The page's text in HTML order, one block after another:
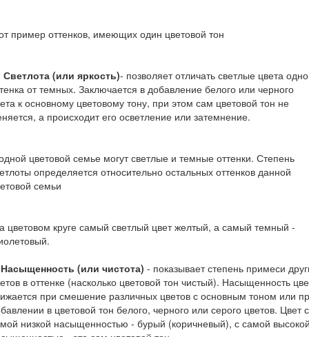
пример оттенков, имеющих один цветовой тон
Светлота (или яркость)- позволяет отличать светлые цвета
от темных. Заключается в добавление белого или черного
к основному цветовому тону, при этом сам цветовой тон не
а происходит его осветление или затемнение.
цветовой семье могут светлые и темные оттенки. Степень
определяется относительно остальных оттенков данной
семьи
цветовом круге самый светлый цвет желтый, а самый темный -
(или чистота) - показывает степень примеси
в оттенке (насколько цветовой тон чистый). Насыщенность
при смешение различных цветов с основным тоном или
в цветовой тон белого, черного или серого цветов. Цвет с
низкой насыщенностью - бурый (коричневый), с самой